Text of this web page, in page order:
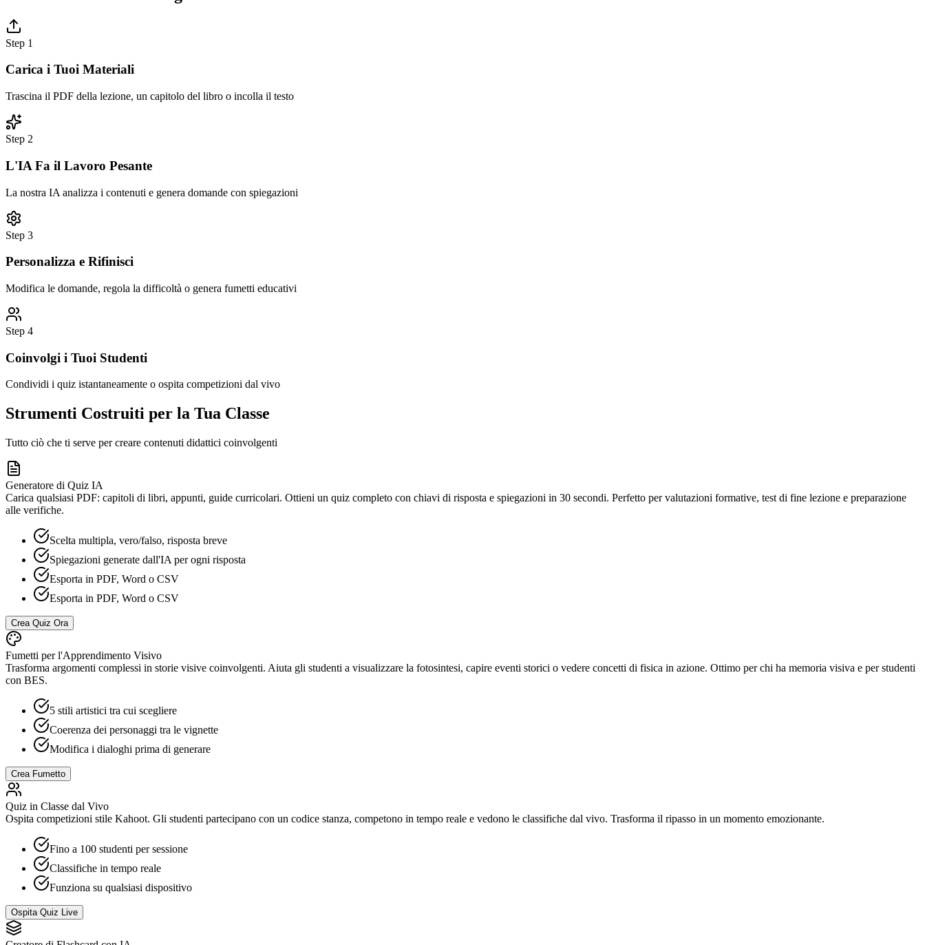
Step 1
Carica i Tuoi Materiali
Trascina il PDF della lezione, un capitolo del libro o incolla il testo
Step 2
L'IA Fa il Lavoro Pesante
La nostra IA analizza i contenuti e genera domande con spiegazioni
Step 3
Personalizza e Rifinisci
Modifica le domande, regola la difficoltà o genera fumetti educativi
Step 4
Coinvolgi i Tuoi Studenti
Condividi i quiz istantaneamente o ospita competizioni dal vivo
Strumenti Costruiti per la Tua Classe
Tutto ciò che ti serve per creare contenuti didattici coinvolgenti
Generatore di Quiz IA
Carica qualsiasi PDF: capitoli di libri, appunti, guide curricolari. Ottieni un quiz completo con chiavi di risposta e spiegazioni in 30 secondi. Perfetto per valutazioni formative, test di fine lezione e preparazione
alle verifiche.
Scelta multipla, vero/falso, risposta breve
Spiegazioni generate dall'IA per ogni risposta
Esporta in PDF, Word o CSV
Esporta in PDF, Word o CSV
Crea Quiz Ora
Fumetti per l'Apprendimento Visivo
Trasforma argomenti complessi in storie visive coinvolgenti. Aiuta gli studenti a visualizzare la fotosintesi, capire eventi storici o vedere concetti di fisica in azione. Ottimo per chi ha memoria visiva e per studenti
con BES.
5 stili artistici tra cui scegliere
Coerenza dei personaggi tra le vignette
Modifica i dialoghi prima di generare
Crea Fumetto
Quiz in Classe dal Vivo
Ospita competizioni stile Kahoot. Gli studenti partecipano con un codice stanza, competono in tempo reale e vedono le classifiche dal vivo. Trasforma il ripasso in un momento emozionante.
Fino a 100 studenti per sessione
Classifiche in tempo reale
Funziona su qualsiasi dispositivo
Ospita Quiz Live